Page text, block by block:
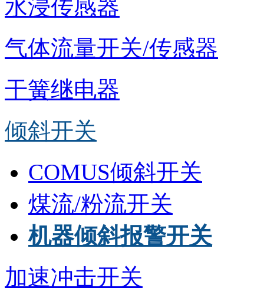
水浸传感器
气体流量开关/传感器
干簧继电器
倾斜开关
COMUS倾斜开关
煤流/粉流开关
机器倾斜报警开关
加速冲击开关